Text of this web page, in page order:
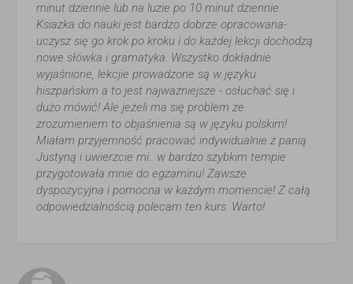
minut dziennie lub na luzie po 10 minut dziennie.
Ksiazka do nauki jest bardzo dobrze opracowana-
uczysz się go krok po kroku i do każdej lekcji dochodzą
nowe słówka i gramatyka. Wszystko dokładnie
wyjaśnione, lekcjie prowadzone są w języku
hiszpańskim a to jest najważniejsze - osłuchać się i
dużo mówić! Ale jeżeli ma się problem ze
zrozumieniem to objaśnienia są w języku polskim!
Miałam przyjemność pracować indywidualnie z panią
Justyną i uwierzcie mi.. w bardzo szybkim tempie
przygotowała mnie do egzaminu! Zawsze
dyspozycyjna i pomocna w każdym momencie! Z całą
odpowiedzialnością polecam ten kurs. Warto!